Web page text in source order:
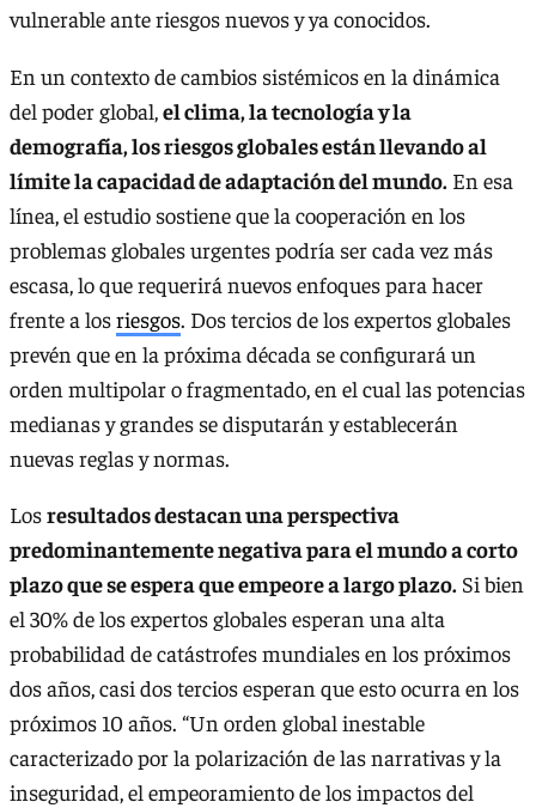
vulnerable ante riesgos nuevos y ya conocidos.
En un contexto de cambios sistémicos en la dinámica
del poder global,el clima, la tecnología y la
demografía, los riesgos globales están llevando al
límite la capacidad de adaptación del mundo. En esa
línea, el estudio sostiene que la cooperación en los
problemas globales urgentes podría ser cada vez más
escasa, lo que requerirá nuevos enfoques para hacer
frente a losriesgos. Dos tercios de los expertos globales
prevén que en la próxima década se configurará un
orden multipolar o fragmentado, en el cual las potencias
medianas y grandes se disputarán y establecerán
nuevas reglas y normas.
Losresultados destacan una perspectiva
predominantemente negativa para el mundo a corto
plazo que se espera que empeore a largo plazo. Si bien
el 30% de los expertos globales esperan una alta
probabilidad de catástrofes mundiales en los próximos
dos años, casi dos tercios esperan que esto ocurra en los
próximos 10 años. “Un orden global inestable
caracterizado por la polarización de las narrativas y la
inseguridad, el empeoramiento de los impactos del